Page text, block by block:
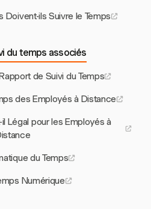
Doivent-ils Suivre le Temps
du temps associés
de Suivi du Temps
des Employés à Distance
Légal pour les Employés à
du Temps
Numérique